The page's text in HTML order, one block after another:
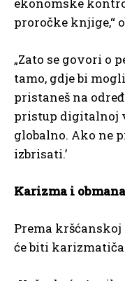
ekonomske
proročke knjige,“
„Zato se govori o
tamo, gdje bi
pristaneš na
pristup digitalnoj
globalno. Ako ne
izbrisati.’
Karizma i
Prema
će biti